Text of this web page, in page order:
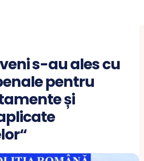
s-au ales cu
pentru
și